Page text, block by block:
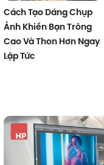
Cách Tạo Dáng Chụp
Ảnh Khiến Bạn Trông
Cao Và Thon Hơn Ngay
Lập Tức